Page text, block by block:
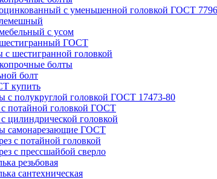
с уменьшенной головкой ГОСТ
с усом
ГОСТ
с шестигранной головкой
болты
болт
купить
с полукруглой головкой ГОСТ 17473-80
потайной головкой ГОСТ
цилиндрической головкой
самонарезающие ГОСТ
с потайной головкой
с прессшайбой сверло
резьбовая
сантехническая